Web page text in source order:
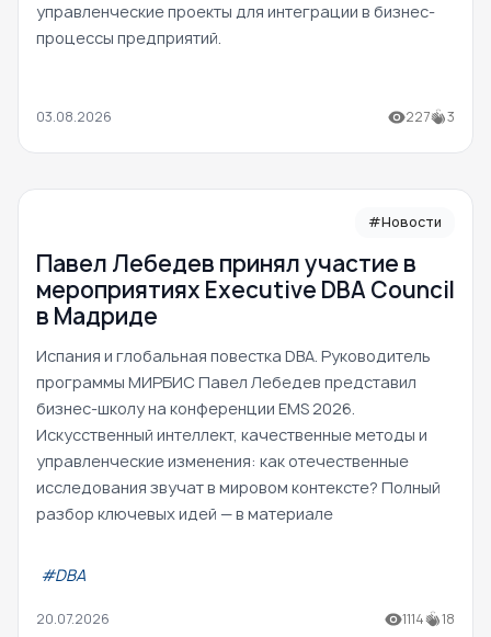
управленческие проекты для интеграции в бизнес-
процессы предприятий.
03.08.2026 227 3
#Новости
Павел Лебедев принял участие в
мероприятиях Executive DBA Council
в Мадриде
Испания и глобальная повестка DBA. Руководитель
программы МИРБИС Павел Лебедев представил
бизнес-школу на конференции EMS 2026.
Искусственный интеллект, качественные методы и
управленческие изменения: как отечественные
исследования звучат в мировом контексте? Полный
разбор ключевых идей — в материале
#DBA
20.07.2026 1114 18